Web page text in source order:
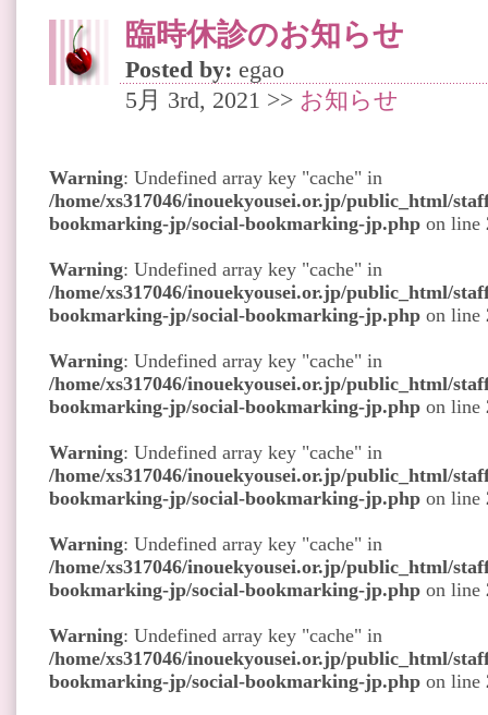
臨時休診のお知らせ
Posted by: egao
5月 3rd, 2021 >> お知らせ
Warning: Undefined array key "cache" in
/home/xs317046/inouekyousei.or.jp/public_html/
bookmarking-jp/social-bookmarking-jp.php on line
Warning: Undefined array key "cache" in
/home/xs317046/inouekyousei.or.jp/public_html/
bookmarking-jp/social-bookmarking-jp.php on line
Warning: Undefined array key "cache" in
/home/xs317046/inouekyousei.or.jp/public_html/
bookmarking-jp/social-bookmarking-jp.php on line
Warning: Undefined array key "cache" in
/home/xs317046/inouekyousei.or.jp/public_html/
bookmarking-jp/social-bookmarking-jp.php on line
Warning: Undefined array key "cache" in
/home/xs317046/inouekyousei.or.jp/public_html/
bookmarking-jp/social-bookmarking-jp.php on line
Warning: Undefined array key "cache" in
/home/xs317046/inouekyousei.or.jp/public_html/
bookmarking-jp/social-bookmarking-jp.php on line